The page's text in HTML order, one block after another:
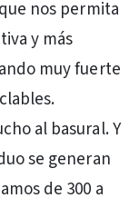
nos permita
y más
muy fuerte
al basural. Y
se generan
de 300 a